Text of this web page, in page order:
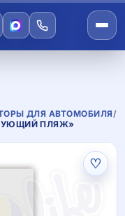
ДЛЯ АВТОМОБИЛЯ/
ПЛЯЖ»
♡